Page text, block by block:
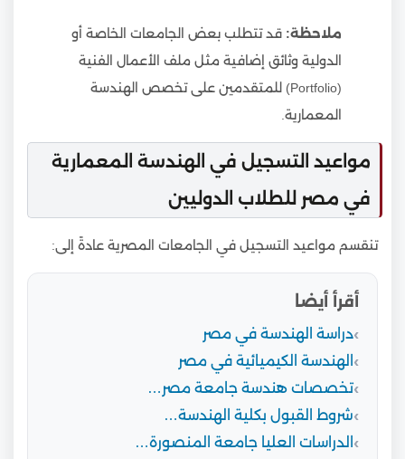
ملاحظة: قد تتطلب بعض الجامعات الخاصة أو
الدولية وثائق إضافية مثل ملف الأعمال الفنية
(Portfolio) للمتقدمين على تخصص الهندسة
المعمارية.
مواعيد التسجيل في الهندسة المعمارية
في مصر للطلاب الدوليين
تنقسم مواعيد التسجيل في الجامعات المصرية عادةً إلى:
أقرأ أيضا
دراسة الهندسة في مصر
الهندسة الكيميائية في مصر
تخصصات هندسة جامعة مصر…
شروط القبول بكلية الهندسة…
الدراسات العليا جامعة المنصورة…